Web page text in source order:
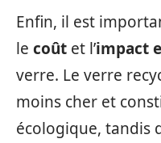
Enfin, il est
le coût et l’impact
verre. Le verre
moins cher et
écologique, tandis